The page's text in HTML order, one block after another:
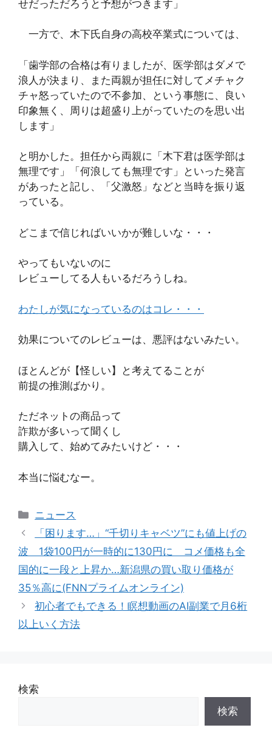
せだっただろうと予想がつきます」
一方で、木下氏自身の高校卒業式については、
「歯学部の合格は有りましたが、医学部はダメで
浪人が決まり、また両親が担任に対してメチャク
チャ怒っていたので不参加、という事態に、良い
印象無く、周りは超盛り上がっていたのを思い出
します」
と明かした。担任から両親に「木下君は医学部は
無理です」「何浪しても無理です」といった発言
があったと記し、「父激怒」などと当時を振り返
っている。
どこまで信じればいいかが難しいな・・・
やってもいないのに
レビューしてる人もいるだろうしね。
わたしが気になっているのはコレ・・・
効果についてのレビューは、悪評はないみたい。
ほとんどが【怪しい】と考えてることが
前提の推測ばかり。
ただネットの商品って
詐欺が多いって聞くし
購入して、始めてみたいけど・・・
本当に悩むなー。
カ
テ
リ
ー
ニュース
「困ります…」“千切りキャベツ”にも値上げの
波 1袋100円が一時的に130円に コメ価格も全
国的に一段と上昇か…新潟県の買い取り価格が
35％高に(FNNプライムオンライン)
初心者でもできる！瞑想動画のAI副業で月6桁
以上いく方法
検索
検索